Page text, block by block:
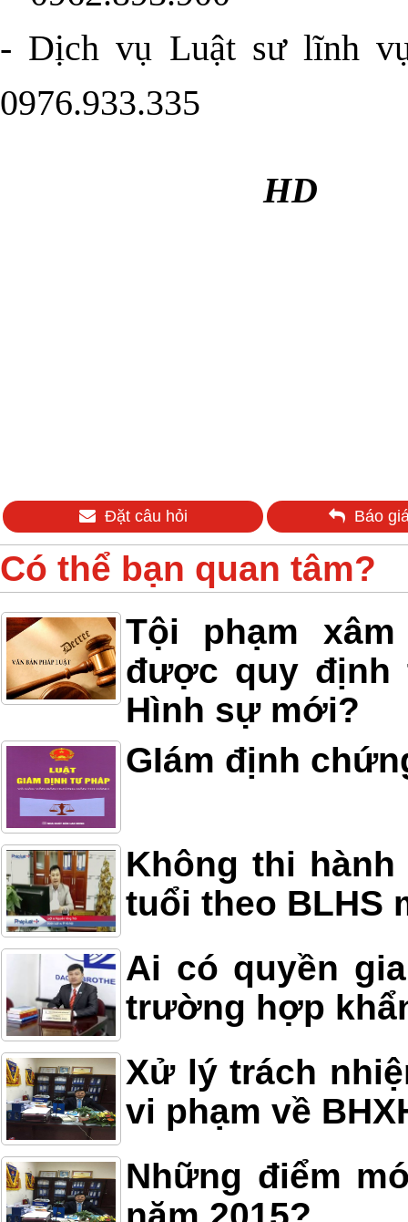
- Dịch vụ Luật sư lĩnh
0976.933.335
HD
Đặt câu hỏi Báo
Có thể bạn quan tâm?
Tội phạm
được quy định
Hình sự mới?
GIám định
Không thi
tuổi theo BLHS
Ai có quyền
trường hợp
Xử lý trách
vi phạm về
Những điểm